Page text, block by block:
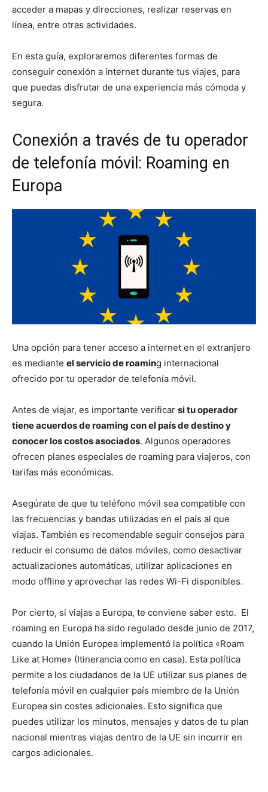
acceder a mapas y direcciones, realizar reservas en
línea, entre otras actividades.
En esta guía, exploraremos diferentes formas de
conseguir conexión a internet durante tus viajes, para
que puedas disfrutar de una experiencia más cómoda y
segura.
Conexión a través de tu operador
de telefonía móvil: Roaming en
Europa
Una opción para tener acceso a internet en el extranjero
es mediante el servicio de roaming internacional
ofrecido por tu operador de telefonía móvil.
Antes de viajar, es importante verificar si tu operador
tiene acuerdos de roaming con el país de destino y
conocer los costos asociados. Algunos operadores
ofrecen planes especiales de roaming para viajeros, con
tarifas más económicas.
Asegúrate de que tu teléfono móvil sea compatible con
las frecuencias y bandas utilizadas en el país al que
viajas. También es recomendable seguir consejos para
reducir el consumo de datos móviles, como desactivar
actualizaciones automáticas, utilizar aplicaciones en
modo offline y aprovechar las redes Wi-Fi disponibles.
Por cierto, si viajas a Europa, te conviene saber esto. El
roaming en Europa ha sido regulado desde junio de 2017,
cuando la Unión Europea implementó la política «Roam
Like at Home» (Itinerancia como en casa). Esta política
permite a los ciudadanos de la UE utilizar sus planes de
telefonía móvil en cualquier país miembro de la Unión
Europea sin costes adicionales. Esto significa que
puedes utilizar los minutos, mensajes y datos de tu plan
nacional mientras viajas dentro de la UE sin incurrir en
cargos adicionales.